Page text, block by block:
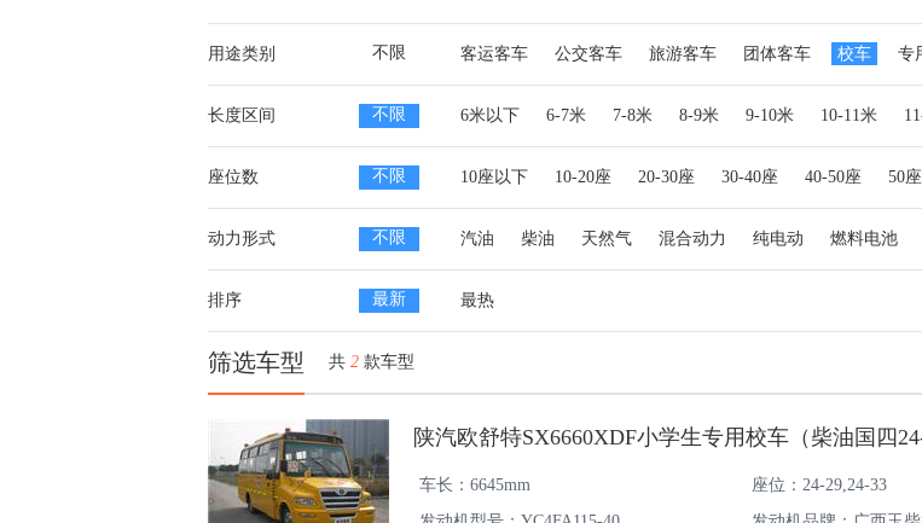
用途类别 不限 客运客车 公交客车 旅游客车 团体客车 校车 专
长度区间 不限 6米以下 6-7米 7-8米 8-9米 9-10米 10-11米
座位数 不限 10座以下 10-20座 20-30座 30-40座 40-50座 50
动力形式 不限 汽油 柴油 天然气 混合动力 纯电动 燃料电池
排序 最新 最热
筛选车型 共 2 款车型
陕汽欧舒特SX6660XDF小学生专用校车（柴油国四24-
车长：6645mm 座位：24-29,24-33